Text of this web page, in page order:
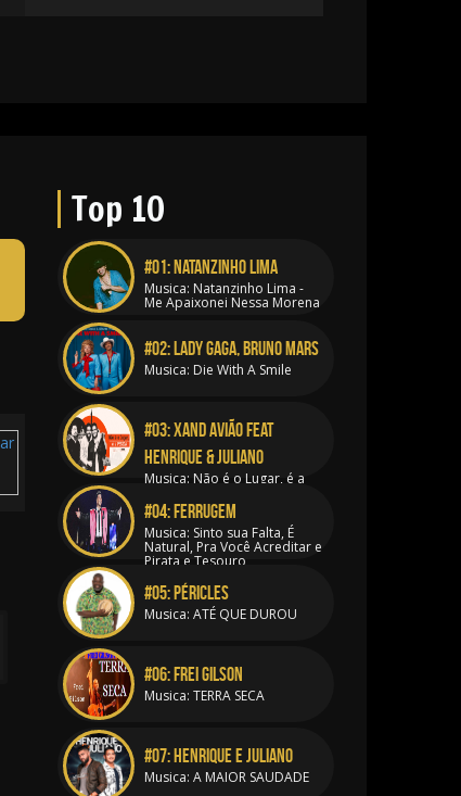
Top 10
#01: Natanzinho lima
Musica: Natanzinho Lima -
Me Apaixonei Nessa Morena
#02: Lady Gaga, Bruno Mars
Musica: Die With A Smile
#03:Xand Avião feat
Henrique & Juliano
Musica: Não é o Lugar, é a
#04: Ferrugem
Musica: Sinto sua Falta, É
Natural, Pra Você Acreditar e
Pirata e Tesouro
#05: PÉRICLES
Musica: ATÉ QUE DUROU
#06: FREI GILSON
Musica: TERRA SECA
#07: Henrique e Juliano
Musica: A MAIOR SAUDADE